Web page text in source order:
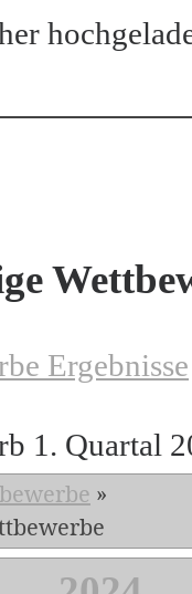
Ergebnisse
1. Quartal
»